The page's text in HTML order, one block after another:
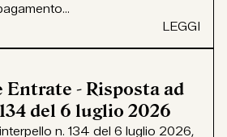
LEGGI
Entrate - Risposta ad
del 6 luglio 2026
n. 134 del 6 luglio 2026,